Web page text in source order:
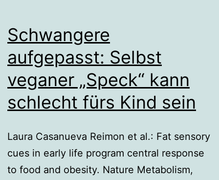
Schwangere
aufgepasst: Selbst
veganer „Speck“ kann
schlecht fürs Kind sein
Laura Casanueva Reimon et al.: Fat sensory
cues in early life program central response
to food and obesity. Nature Metabolism,